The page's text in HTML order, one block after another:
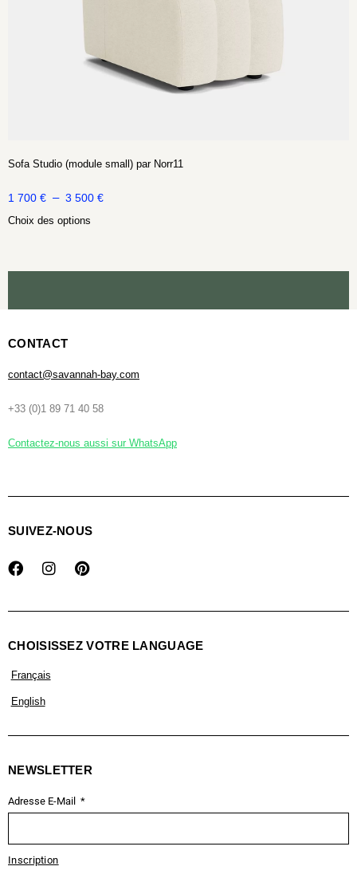
Sofa Studio (module small) par Norr11
1 700 € – 3 500 €
Choix des options
CONTACT
contact@savannah-bay.com
+33 (0)1 89 71 40 58
Contactez-nous aussi sur WhatsApp
SUIVEZ-NOUS
CHOISISSEZ VOTRE LANGUAGE
Français
English
NEWSLETTER
Adresse E-Mail
Inscription